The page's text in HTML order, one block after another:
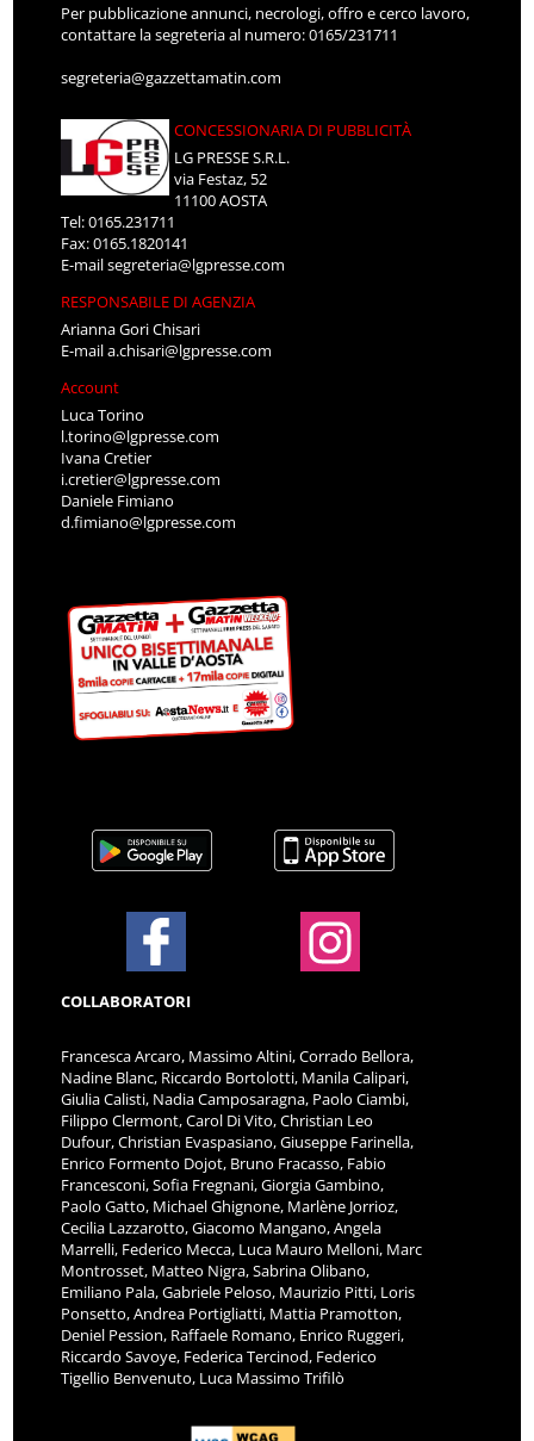
Per pubblicazione annunci, necrologi, offro e cerco lavoro,
contattare la segreteria al numero: 0165/231711
segreteria@gazzettamatin.com
CONCESSIONARIA DI PUBBLICITÀ
LG PRESSE S.R.L.
via Festaz, 52
11100 AOSTA
Tel: 0165.231711
Fax: 0165.1820141
E-mailsegreteria@lgpresse.com
RESPONSABILE DI AGENZIA
Arianna Gori Chisari
E-maila.chisari@lgpresse.com
Account
Luca Torino
l.torino@lgpresse.com
Ivana Cretier
i.cretier@lgpresse.com
Daniele Fimiano
d.fimiano@lgpresse.com
COLLABORATORI
Francesca Arcaro, Massimo Altini, Corrado Bellora,
Nadine Blanc, Riccardo Bortolotti, Manila Calipari,
Giulia Calisti, Nadia Camposaragna, Paolo Ciambi,
Filippo Clermont, Carol Di Vito, Christian Leo
Dufour, Christian Evaspasiano, Giuseppe Farinella,
Enrico Formento Dojot, Bruno Fracasso, Fabio
Francesconi, Sofia Fregnani, Giorgia Gambino,
Paolo Gatto, Michael Ghignone, Marlène Jorrioz,
Cecilia Lazzarotto, Giacomo Mangano, Angela
Marrelli, Federico Mecca, Luca Mauro Melloni, Marc
Montrosset, Matteo Nigra, Sabrina Olibano,
Emiliano Pala, Gabriele Peloso, Maurizio Pitti, Loris
Ponsetto, Andrea Portigliatti, Mattia Pramotton,
Deniel Pession, Raffaele Romano, Enrico Ruggeri,
Riccardo Savoye, Federica Tercinod, Federico
Tigellio Benvenuto, Luca Massimo Trifilò